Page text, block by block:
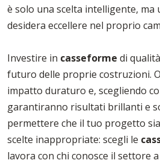
è solo una scelta intelligente, ma
desidera eccellere nel proprio
Investire in casseforme di
futuro delle proprie costruzioni.
impatto duraturo e, scegliendo
garantiranno risultati brillanti e
permettere che il tuo progetto
scelte inappropriate: scegli le
lavora con chi conosce il settore